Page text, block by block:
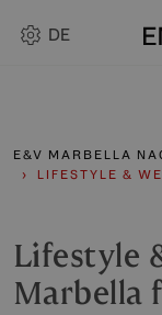
DE
E&V MARBELLA
LIFESTYLE &
Lifestyle
Marbella